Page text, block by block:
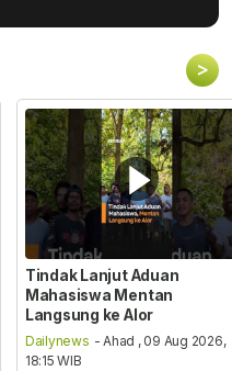
>
Tindak Lanjut Aduan
Mahasiswa Mentan
Langsung ke Alor
Dailynews - Ahad , 09 Aug 2026,
18:15 WIB